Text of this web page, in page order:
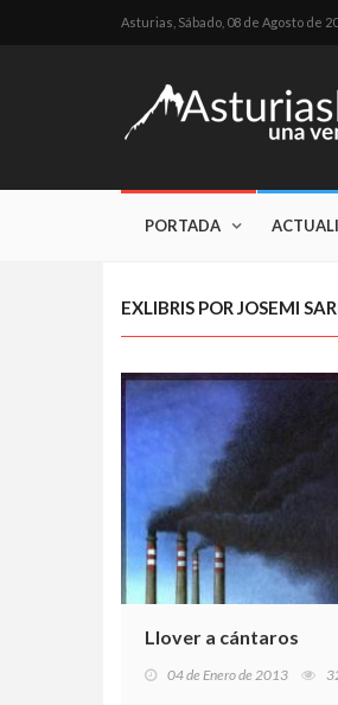
Asturias, Sábado, 08 de Agosto de
PORTADA
EXLIBRIS POR JOSEMI
Llover a cántaros
04 de Enero de 2013